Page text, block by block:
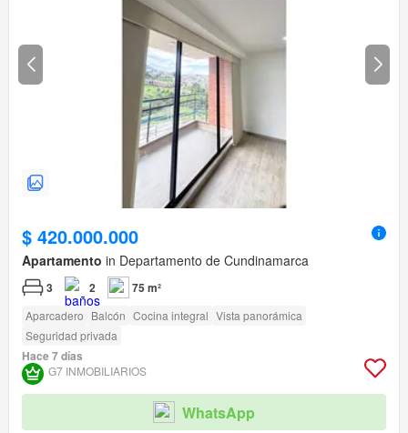
$ 420.000.000
Apartamento in Departamento de Cundinamarca
3 2 75 m²
Aparcadero Balcón Cocina integral Vista panorámica
Seguridad privada
Hace 7 días
G7 INMOBILIARIOS
WhatsApp